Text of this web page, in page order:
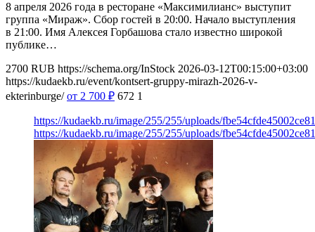
8 апреля 2026 года в ресторане «Максимилианс» выступит
группа «Мираж». Сбор гостей в 20:00. Начало выступления
в 21:00. Имя Алексея Горбашова стало известно широкой
публике…
2700 RUB https://schema.org/InStock 2026-03-12T00:15:00+03:00
https://kudaekb.ru/event/kontsert-gruppy-mirazh-2026-v-
ekterinburge/ от 2 700 ₽ 672 1
https://kudaekb.ru/image/255/255/uploads/
https://kudaekb.ru/image/255/255/uploads/